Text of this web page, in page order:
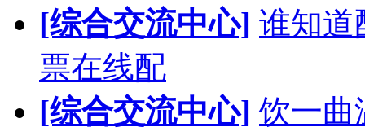
[综合交流中心] 谁知道
票在线配
[综合交流中心] 饮一曲